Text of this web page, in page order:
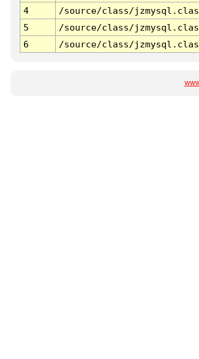
4
/source/class/
5
/source/class/
6
/source/class/